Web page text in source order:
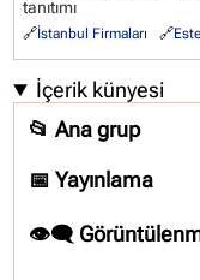
tanıtımı
İstanbul Firmaları
İçerik künyesi
📂 Ana grup
📅 Yayınlama
👁️‍🗨️